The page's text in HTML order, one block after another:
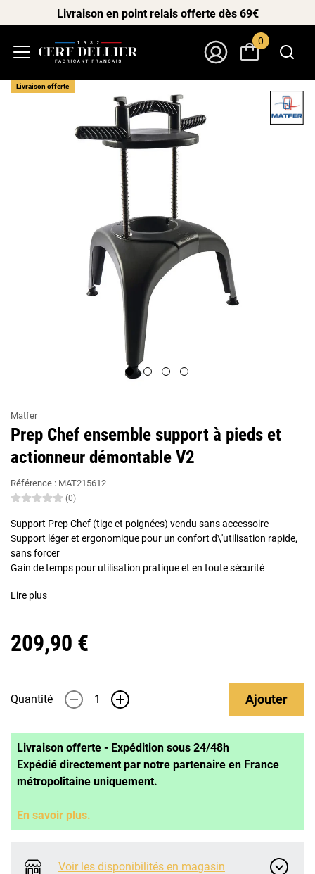
Livraison en point relais offerte dès 69€
0
Matfer
Prep Chef ensemble support à pieds et
actionneur démontable V2
Référence : MAT215612
(0)
Support Prep Chef (tige et poignées) vendu sans accessoire
Support léger et ergonomique pour un confort d\'utilisation rapide,
sans forcer
Gain de temps pour utilisation pratique et en toute sécurité
Lire plus
209,90 €
Quantité - + Ajouter
Livraison offerte - Expédition sous 24/48h
Expédié directement par notre partenaire en France
métropolitaine uniquement.
En savoir plus.
Voir les disponibilités en magasin
Livraison offerte